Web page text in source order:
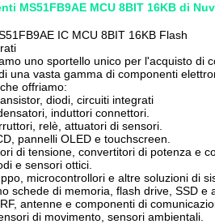
MS51FB9AE MCU 8BIT 16KB di
IC MCU 8BIT 16KB Flash
uno sportello unico per l'acquisto di
una vasta gamma di componenti
offriamo:
diodi, circuiti integrati
induttori connettori.
relè, attuatori di sensori.
pannelli OLED e touchscreen.
di tensione, convertitori di potenza e
e sensori ottici.
microcontrollori e altre soluzioni di
schede di memoria, flash drive, SSD e
antenne e componenti di
di movimento, sensori ambientali.